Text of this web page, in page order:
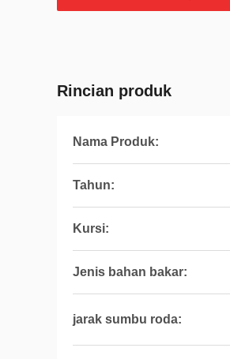
Rincian produk
Nama Produk:
Tahun:
Kursi:
Jenis bahan bakar:
jarak sumbu roda: